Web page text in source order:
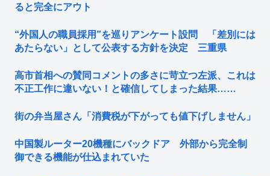
ると完全にアウト
“外国人の職員採用”を巡りアンケート設問 「差別には
あたらない」として公表する方針を決定 三重県
高市首相への賛同コメントの多さに苛立つ左派、これは
不正工作に違いない！と確信してしまった結果……
街の弁当屋さん「消費税が下がっても値下げしません」
中国製ルーター20機種にバックドア 外部から完全制
御できる機能が仕込まれていた